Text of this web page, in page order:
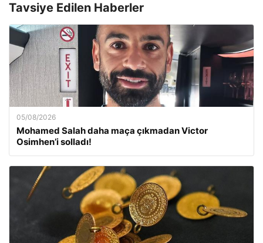
Tavsiye Edilen Haberler
05/08/2026
Mohamed Salah daha maça çıkmadan Victor
Osimhen’i solladı!